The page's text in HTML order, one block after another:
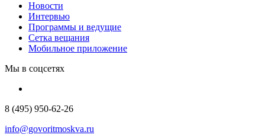
Новости
Интервью
Программы и ведущие
Сетка вещания
Мобильное приложение
Мы в соцсетях
8 (495) 950-62-26
info@govoritmoskva.ru